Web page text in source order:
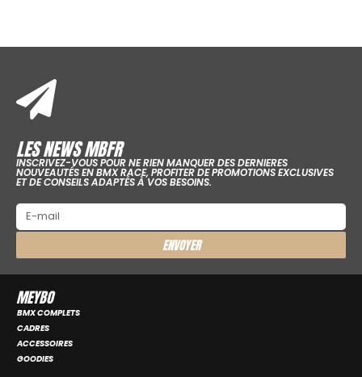
LES NEWS MBFR
INSCRIVEZ-VOUS POUR NE RIEN MANQUER DES DERNIERES
NOUVEAUTÉS EN BMX RACE, PROFITER DE PROMOTIONS EXCLUSIVES
ET DE CONSEILS ADAPTÉS À VOS BESOINS.
ENVOYER
MEYBO
BMX COMPLETS
CADRES
ACCESSOIRES
GOODIES